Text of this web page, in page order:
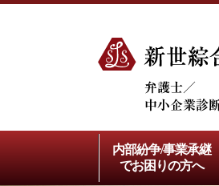
内部紛争/事業承継
でお困りの方へ